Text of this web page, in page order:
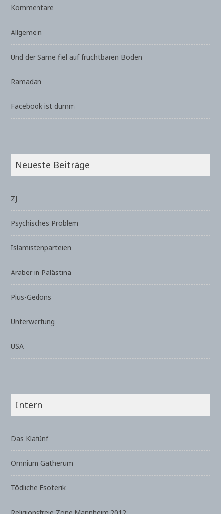
Kommentare
Allgemein
Und der Same fiel auf fruchtbaren Boden
Ramadan
Facebook ist dumm
Neueste Beiträge
ZJ
Psychisches Problem
Islamistenparteien
Araber in Palästina
Pius-Gedöns
Unterwerfung
USA
Intern
Das Klafünf
Omnium Gatherum
Tödliche Esoterik